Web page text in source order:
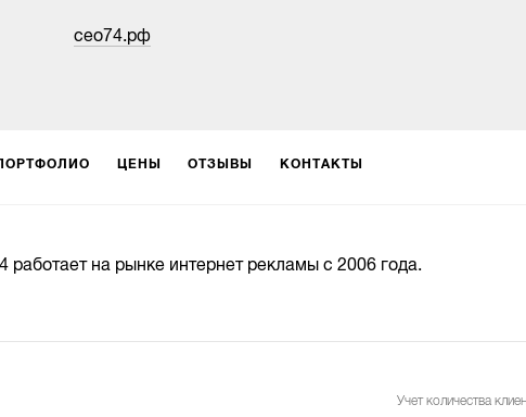
сео74.рф
ЦЕНЫ ОТЗЫВЫ КОНТАКТЫ
работает на рынке интернет рекламы с 2006 года.
Учет количества